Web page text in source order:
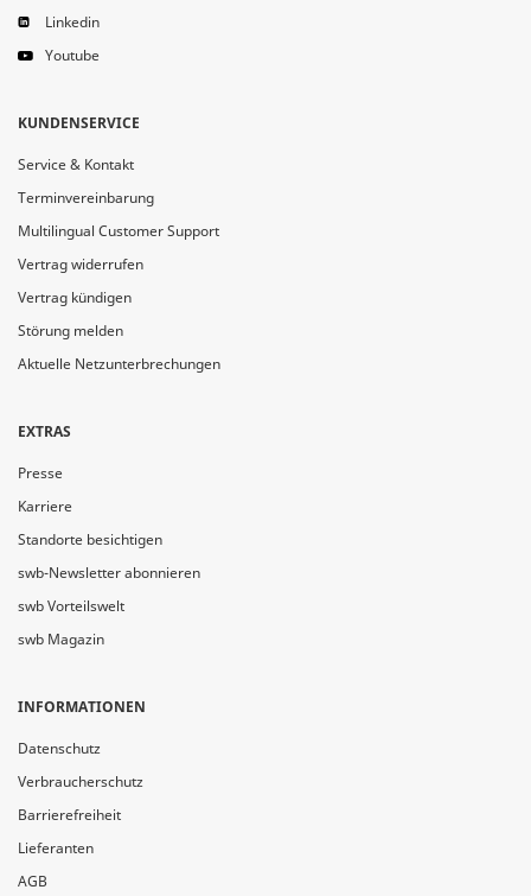
Linkedin
Youtube
KUNDENSERVICE
Service & Kontakt
Terminvereinbarung
Multilingual Customer Support
Vertrag widerrufen
Vertrag kündigen
Störung melden
Aktuelle Netzunterbrechungen
EXTRAS
Presse
Karriere
Standorte besichtigen
swb-Newsletter abonnieren
swb Vorteilswelt
swb Magazin
INFORMATIONEN
Datenschutz
Verbraucherschutz
Barrierefreiheit
Lieferanten
AGB